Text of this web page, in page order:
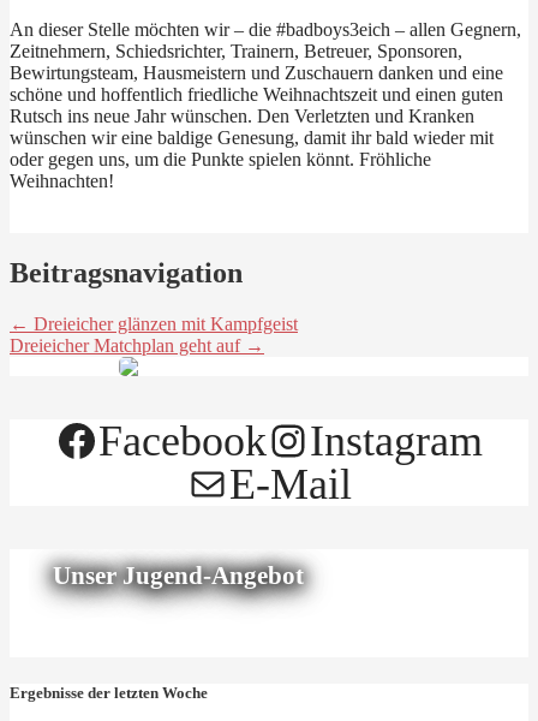
An dieser Stelle möchten wir – die #badboys3eich – allen Gegnern,
Zeitnehmern, Schiedsrichter, Trainern, Betreuer, Sponsoren,
Bewirtungsteam, Hausmeistern und Zuschauern danken und eine
schöne und hoffentlich friedliche Weihnachtszeit und einen guten
Rutsch ins neue Jahr wünschen. Den Verletzten und Kranken
wünschen wir eine baldige Genesung, damit ihr bald wieder mit
oder gegen uns, um die Punkte spielen könnt. Fröhliche
Weihnachten!
Beitragsnavigation
← Dreieicher glänzen mit Kampfgeist
Dreieicher Matchplan geht auf →
Facebook
Instagram
E-Mail
Unser Jugend-Angebot
Ergebnisse der letzten Woche